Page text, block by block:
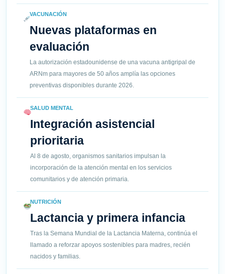
VACUNACIÓN
Nuevas plataformas en
evaluación
La autorización estadounidense de una vacuna antigripal de
ARNm para mayores de 50 años amplía las opciones
preventivas disponibles durante 2026.
SALUD MENTAL
Integración asistencial
prioritaria
Al 8 de agosto, organismos sanitarios impulsan la
incorporación de la atención mental en los servicios
comunitarios y de atención primaria.
NUTRICIÓN
Lactancia y primera infancia
Tras la Semana Mundial de la Lactancia Materna, continúa el
llamado a reforzar apoyos sostenibles para madres, recién
nacidos y familias.